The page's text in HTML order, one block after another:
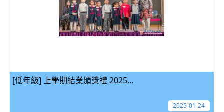
[低年級] 上學期結業頒獎禮 2025...
2025-01-24